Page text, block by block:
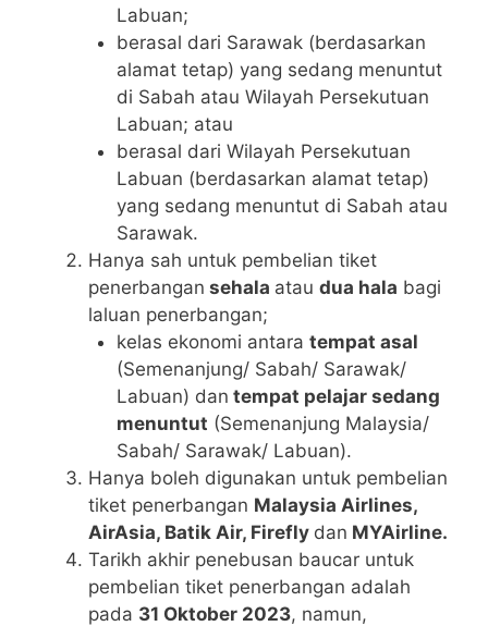
Labuan;
berasal dari Sarawak (berdasarkan
alamat tetap) yang sedang menuntut
di Sabah atau Wilayah Persekutuan
Labuan; atau
berasal dari Wilayah Persekutuan
Labuan (berdasarkan alamat tetap)
yang sedang menuntut di Sabah atau
Sarawak.
Hanya sah untuk pembelian tiket
penerbangan sehala atau dua hala bagi
laluan penerbangan;
kelas ekonomi antara tempat asal
(Semenanjung/ Sabah/ Sarawak/
Labuan) dan tempat pelajar sedang
menuntut (Semenanjung Malaysia/
Sabah/ Sarawak/ Labuan).
Hanya boleh digunakan untuk pembelian
tiket penerbangan Malaysia Airlines,
AirAsia, Batik Air, Firefly dan MYAirline.
Tarikh akhir penebusan baucar untuk
pembelian tiket penerbangan adalah
pada 31 Oktober 2023, namun,